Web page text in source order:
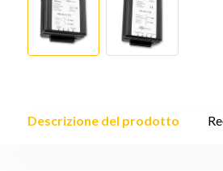
Descrizione del prodotto